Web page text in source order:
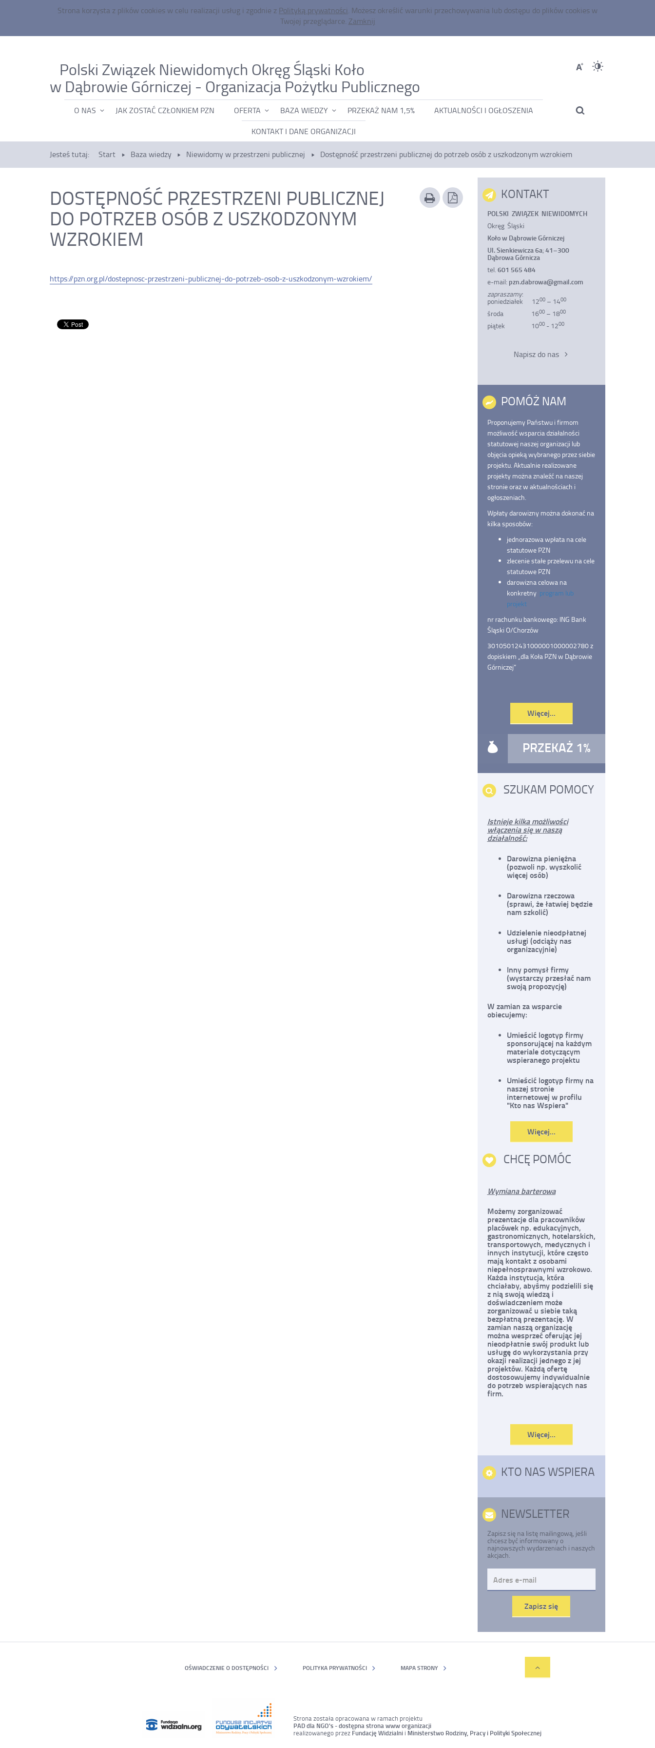
Strona korzysta z plików cookies w celu realizacji usług i zgodnie z Polityką prywatności. Możesz określić warunki przechowywania lub dostępu do plików cookies w
Twojej przeglądarce. Zamknij
Polski Związek Niewidomych Okręg Śląski Koło
w Dąbrowie Górniczej - Organizacja Pożytku Publicznego
Dostępność
przestrzeni
publicznej
do
potrzeb
osób
z
uszkodzonym
UstawieniaWiększa
czcionka
MENU
O NAS JAK ZOSTAĆ CZŁONKIEM PZN OFERTA BAZA WIEDZY PRZEKAŻ NAM 1,5%
AKTUALNOŚCI I OGŁOSZENIA
KONTAKT I DANE ORGANIZACJI
Jesteś tutaj: Start Baza wiedzy Niewidomy w przestrzeni publicznej Dostępność przestrzeni publicznej do potrzeb osób z uszkodzonym wzrokiem
DOSTĘPNOŚĆ PRZESTRZENI PUBLICZNEJ
DO POTRZEB OSÓB Z USZKODZONYM
WZROKIEM
Drukuj
zawartość
Zapisz
tekst
bieżącej
strony
https://pzn.org.pl/dostepnosc-przestrzeni-publicznej-do-potrzeb-osob-z-uszkodzonym-wzrokiem/
KONTAKT
POLSKI ZWIĄZEK NIEWIDOMYCH
Okręg Śląski
Koło w Dąbrowie Górniczej
Ul. Sienkiewicza 6a;41–300
Dąbrowa Górnicza
tel. 601 565 484
e-mail: pzn.dabrowa@gmail.com
zapraszamy:
poniedziałek 1200– 1400
środa 1600– 1800
piątek 1000- 1200
Napisz do nas
POMÓŻ NAM
Proponujemy Państwu i firmom
możliwość wsparcia działalności
statutowej naszej organizacji lub
objęcia opieką wybranego przez siebie
projektu. Aktualnie realizowane
projekty można znaleźć na naszej
stronie oraz w aktualnościach i
ogłoszeniach.
Wpłaty darowizny można dokonać na
kilka sposobów:
jednorazowa wpłata na cele
statutowe PZN
zlecenie stałe przelewu na cele
statutowe PZN
darowizna celowa na
konkretny program lub
projekt
nr rachunku bankowego: ING Bank
Śląski O/Chorzów
30105012431000001000002780 z
dopiskiem „dla Koła PZN w Dąbrowie
Górniczej”
Czytaj
Więcej...o:
Pomóż
nam
PRZEKAŻ 1%
SZUKAM POMOCY
Istnieje kilka możliwości
włączenia się w naszą
działalność:
Darowizna pieniężna
(pozwoli np. wyszkolić
więcej osób)
Darowizna rzeczowa
(sprawi, że łatwiej będzie
nam szkolić)
Udzielenie nieodpłatnej
usługi (odciąży nas
organizacyjnie)
Inny pomysł firmy
(wystarczy przesłać nam
swoją propozycję)
W zamian za wsparcie
obiecujemy:
Umieścić logotyp firmy
sponsorującej na każdym
materiale dotyczącym
wspieranego projektu
Umieścić logotyp firmy na
naszej stronie
internetowej w profilu
"Kto nas Wspiera"
Czytaj
Więcej...o:
Szukam
pomocy
CHCĘ POMÓC
Wymiana barterowa
Możemy zorganizować
prezentacje dla pracowników
placówek np. edukacyjnych,
gastronomicznych, hotelarskich,
transportowych, medycznych i
innych instytucji, które często
mają kontakt z osobami
niepełnosprawnymi wzrokowo.
Każda instytucja, która
chciałaby, abyśmy podzielili się
z nią swoją wiedzą i
doświadczeniem może
zorganizować u siebie taką
bezpłatną prezentację. W
zamian naszą organizację
można wesprzeć oferując jej
nieodpłatnie swój produkt lub
usługę do wykorzystania przy
okazji realizacji jednego z jej
projektów. Każdą ofertę
dostosowujemy indywidualnie
do potrzeb wspierających nas
firm.
Czytaj
Więcej...o:
Chcę
pomóc
KTO NAS WSPIERA
NEWSLETTER
Zapisz się na listę mailingową, jeśli
chcesz być informowany o
najnowszych wydarzeniach i naszych
akcjach.
mail
Zapisz się
OŚWIADCZENIE O DOSTĘPNOŚCI POLITYKA PRYWATNOŚCI MAPA STRONY
do
Strona została opracowana w ramach projektu
PAD dla NGO's - dostępna strona www organizacji
realizowanego przez Fundację Widzialni i Ministerstwo Rodziny, Pracy i Polityki Społecznej